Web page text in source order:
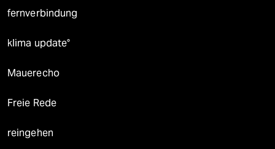
fernverbindung
klima update°
Mauerecho
Freie Rede
reingehen